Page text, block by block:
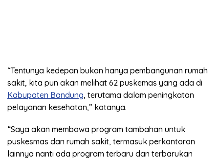
“Tentunya kedepan bukan hanya pembangunan rumah
sakit, kita pun akan melihat 62 puskemas yang ada di
Kabupaten Bandung, terutama dalam peningkatan
pelayanan kesehatan,” katanya.
“Saya akan membawa program tambahan untuk
puskesmas dan rumah sakit, termasuk perkantoran
lainnya nanti ada program terbaru dan terbarukan